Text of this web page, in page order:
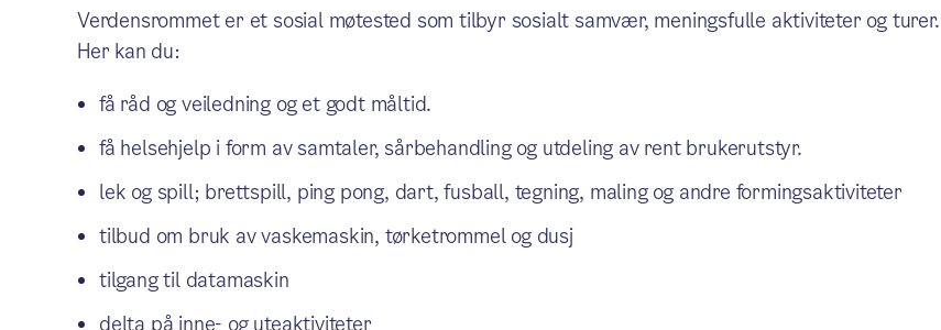
Verdensrommet er et sosial møtested som tilbyr sosialt samvær, meningsfulle aktiviteter og turer.
Her kan du:
få råd og veiledning og et godt måltid.
få helsehjelp i form av samtaler, sårbehandling og utdeling av rent brukerutstyr.
lek og spill; brettspill, ping pong, dart, fusball, tegning, maling og andre formingsaktiviteter
tilbud om bruk av vaskemaskin, tørketrommel og dusj
tilgang til datamaskin
delta på inne- og uteaktiviteter